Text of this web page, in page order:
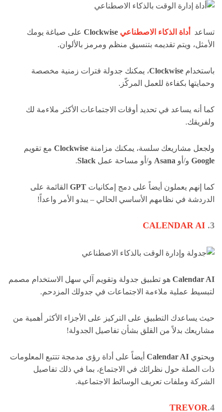
تساعد أداة الذكاء الاصطناعي Clockwise على صياغة يومك
الأمثل، ويتم تقديمه بتنسيق منظم ومرمز بالألوان.
باستخدام Clockwise، يمكنك جدولة فترات زمنية مخصصة
وحمايتها بكفاءة للعمل المركّز.
كما أنه يساعد في تحديد أوقات الاجتماعات الأكثر ملاءمة لك
ولفريقك.
ولجعل مشاريعك سلسة، يمكنك مزامنة Clockwise مع تقويم
Google و/أو Asana و/أو مساحة عمل Slack
.
كما إنهم يعملون أيضاً على دمج إمكانيات GPT القائمة على
الدردشة في نظامهم الأساسي الحالي – يبدو الأمر واعداً!
3.
CALENDAR AI
Calendar AI هو تطبيق جدولة وتقويم آلي سهل الاستخدام مصمم
لتبسيط عملية ملاءمة الاجتماعات في جدولك المزدحم.
حيث يساعدك التطبيق على التركيز على الأجزاء الأكثر أهمية من
مشاريعك بدلاً من القلق بشأن تفاصيل الجدولة!
ويحتوي Calendar AI أيضاً على أداة رؤى مدمجة تتتبع المعلومات
ذات الصلة حول نظرائك في الاجتماع، بما في ذلك تفاصيل
الشركة وملفات تعريف الوسائط الاجتماعية.
4.
TREVOR